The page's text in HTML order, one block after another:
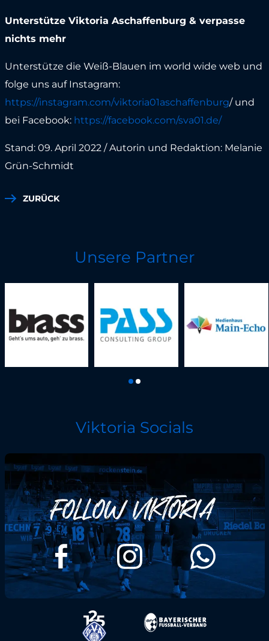
Unterstütze Viktoria Aschaffenburg & verpasse
nichts mehr
Unterstütze die Weiß-Blauen im world wide web und
folge uns auf Instagram:
https://instagram.com/viktoria01aschaffenburg/ und
bei Facebook:https://facebook.com/sva01.de/
Stand: 09. April 2022 / Autorin und Redaktion: Melanie
Grün-Schmidt
ZURÜCK
Unsere Partner
Viktoria Socials